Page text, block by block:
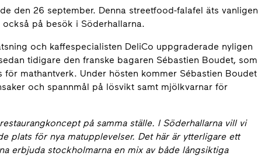
den 26 september. Denna streetfood-falafel äts vanligen
på besök i Söderhallarna.
och kaffespecialisten DeliCo uppgraderade nyligen
tidigare den franske bagaren Sébastien Boudet, som
mathantverk. Under hösten kommer Sébastien Boudet
och spannmål på lösvikt samt mjölkvarnar för
på samma ställe. I Söderhallarna vill vi
plats för nya matupplevelser. Det här är ytterligare ett
erbjuda stockholmarna en mix av både långsiktiga